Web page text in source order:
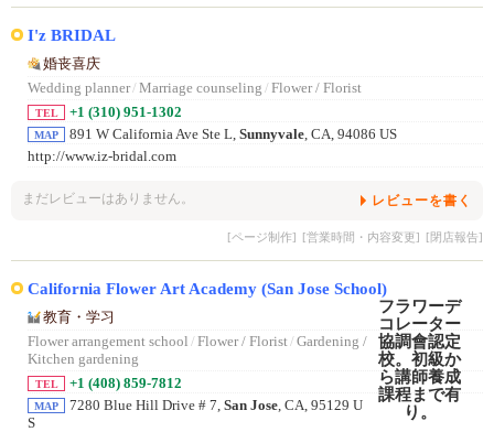
I'z BRIDAL
婚丧喜庆
Wedding planner/ Marriage counseling / Flower / Florist
TEL +1 (310) 951-1302
MAP 891 W California Ave Ste L, Sunnyvale, CA, 94086 US
http://www.iz-bridal.com
まだレビューはありません。 レビューを書く
[ページ制作] [営業時間・内容変更] [閉店報告]
California Flower Art Academy (San Jose School)
教育・学习
Flower arrangement school / Flower / Florist / Gardening /
Kitchen gardening
TEL +1 (408) 859-7812
MAP 7280 Blue Hill Drive # 7, San Jose , CA, 95129 U
S